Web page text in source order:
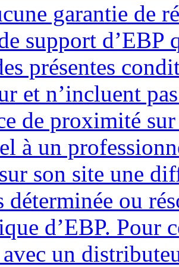
garantie de
support
présentes
et n’incluent
de proximité
à un
son site une
déterminée ou
d’EBP. Pour
un